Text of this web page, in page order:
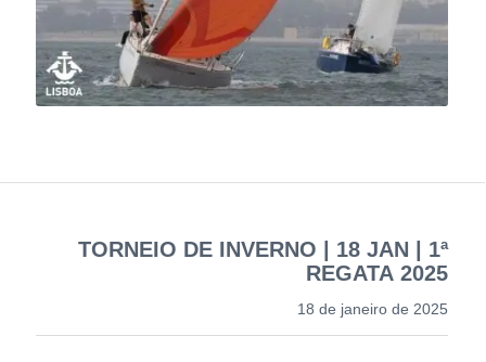
TORNEIO DE INVERNO | 18 JAN | 1ª
REGATA 2025
18 de janeiro de 2025